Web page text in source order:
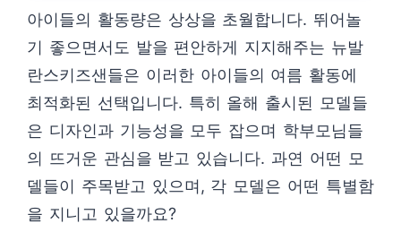
아이들의 활동량은 상상을 초월합니다. 뛰어놀
기 좋으면서도 발을 편안하게 지지해주는 뉴발
란스키즈샌들은 이러한 아이들의 여름 활동에
최적화된 선택입니다. 특히 올해 출시된 모델들
은 디자인과 기능성을 모두 잡으며 학부모님들
의 뜨거운 관심을 받고 있습니다. 과연 어떤 모
델들이 주목받고 있으며, 각 모델은 어떤 특별함
을 지니고 있을까요?